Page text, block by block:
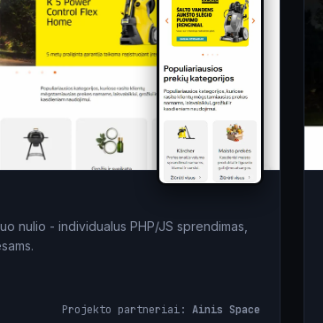
nulio - individualus PHP/JS sprendimas,
Projekto partneriai: Ainis Space